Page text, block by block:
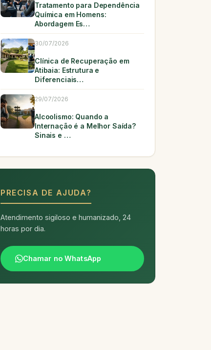
Tratamento para Dependência
Química em Homens:
Abordagem Es…
30/07/2026
Clínica de Recuperação em
Atibaia: Estrutura e
Diferenciais…
29/07/2026
Alcoolismo: Quando a
Internação é a Melhor Saída?
Sinais e …
PRECISA DE AJUDA?
Atendimento sigiloso e humanizado, 24
horas por dia.
Chamar no WhatsApp